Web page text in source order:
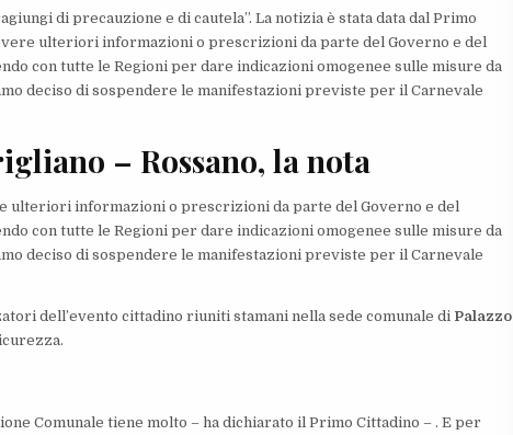
di precauzione e di cautela”. La notizia è stata data dal Primo
ulteriori informazioni o prescrizioni da parte del Governo e del
con tutte le Regioni per dare indicazioni omogenee sulle misure da
deciso di sospendere le manifestazioni previste per il Carnevale
– Rossano, la nota
ulteriori informazioni o prescrizioni da parte del Governo e del
con tutte le Regioni per dare indicazioni omogenee sulle misure da
deciso di sospendere le manifestazioni previste per il Carnevale
dell’evento cittadino riuniti stamani nella sede comunale di Palazzo
Comunale tiene molto – ha dichiarato il Primo Cittadino – . E per